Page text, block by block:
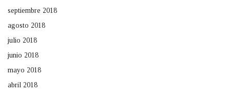
septiembre 2018
agosto 2018
julio 2018
junio 2018
mayo 2018
abril 2018